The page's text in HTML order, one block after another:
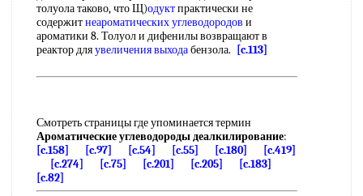
толуола таково, что Щ)одуктпрактически не
содержитнеароматических углеводородов и
ароматики 8. Толуол и дифенилы возвращают в
реактор дляувеличения выходабензола. [c.113]
Смотреть страницы где упоминается термин
Ароматические углеводороды деалкилирование:
[c.158]
[c.97] [c.54] [c.55] [c.180]
[c.419]
[c.274]
[c.75] [c.201] [c.205]
[c.183]
[c.82]